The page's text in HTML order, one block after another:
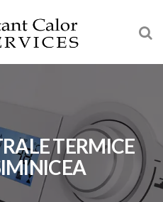
TERMICE